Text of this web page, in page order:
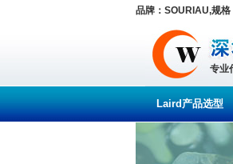
品牌：SOURIAU,规
专业
Laird产品选型